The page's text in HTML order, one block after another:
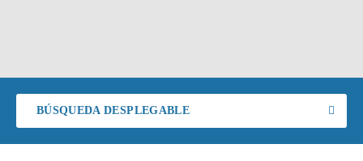
BÚSQUEDA DESPLEGABLE